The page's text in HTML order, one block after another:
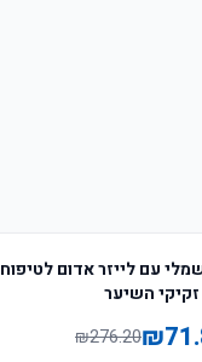
עם לייזר אדום לטיפוח
זקיקי השיער
₪
₪276.20